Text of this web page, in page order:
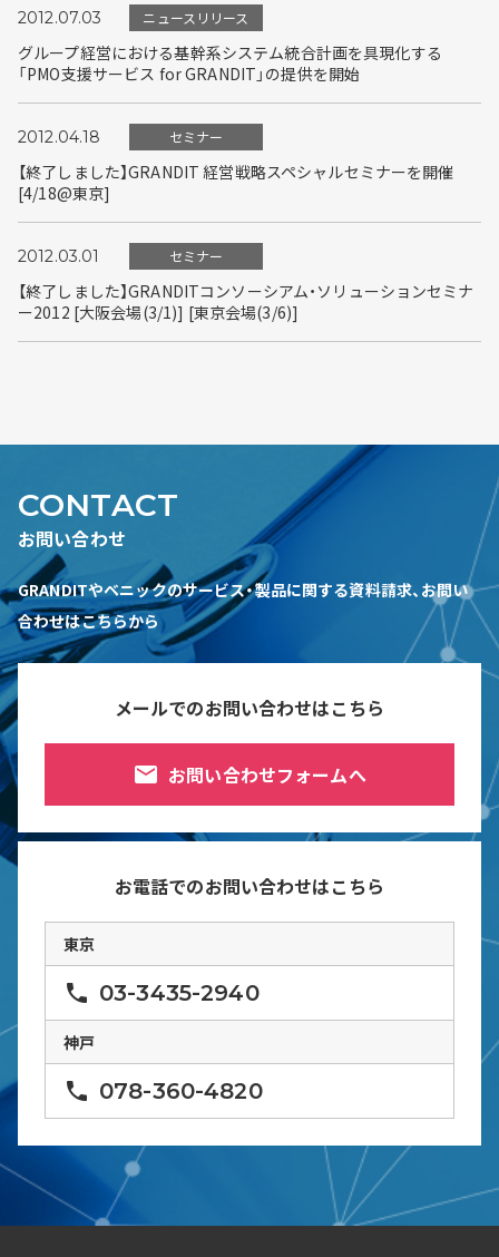
2012.07.03 ニュースリリース
グループ経営における基幹系システム統合計画を具現化する
「PMO支援サービス for GRANDIT」の提供を開始
2012.04.18 セミナー
【終了しました】GRANDIT 経営戦略スペシャルセミナーを開催
[4/18@東京]
2012.03.01 セミナー
【終了しました】GRANDITコンソーシアム・ソリューションセミナ
ー2012 [大阪会場(3/1)] [東京会場(3/6)]
CONTACT
お問い合わせ
GRANDITやベニックのサービス・製品に関する資料請求、お問い
合わせはこちらから
メールでのお問い合わせはこちら
mail お問い合わせフォームへ
お電話でのお問い合わせはこちら
東京
phone 03-3435-2940
神戸
phone 078-360-4820